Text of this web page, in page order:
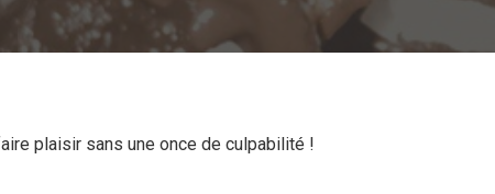
plaisir sans une once de culpabilité !